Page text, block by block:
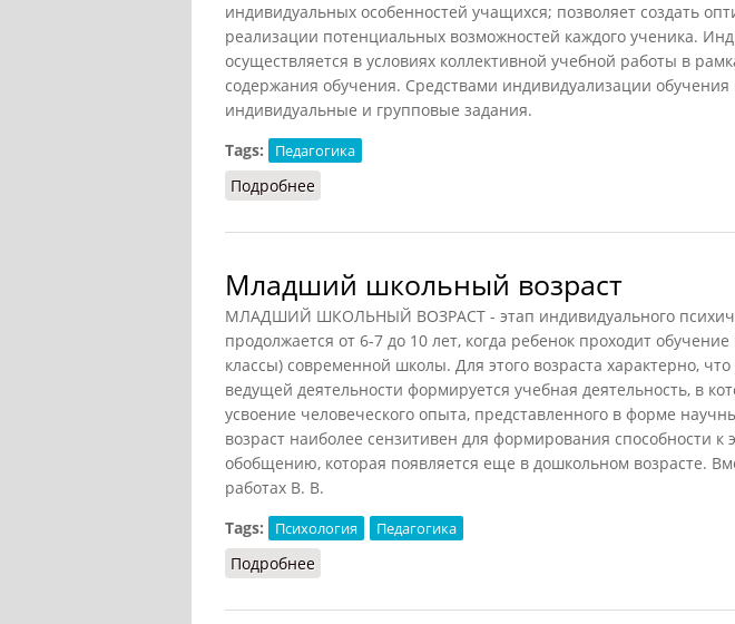
индивидуальных особенностей учащихся; позволяет создать
реализации потенциальных возможностей каждого ученика.
осуществляется в условиях коллективной учебной работы в
содержания обучения. Средствами индивидуализации обучения
индивидуальные и групповые задания.
Tags:
Педагогика
Подробнее
Младший школьный возраст
МЛАДШИЙ ШКОЛЬНЫЙ ВОЗРАСТ - этап индивидуального
продолжается от 6-7 до 10 лет, когда ребенок проходит
классы) современной школы. Для этого возраста характерно, что
ведущей деятельности формируется учебная деятельность, в
усвоение человеческого опыта, представленного в форме
возраст наиболее сензитивен для формирования способности к
обобщению, которая появляется еще в дошкольном возрасте.
работах В. В.
Tags:
Психология Педагогика
Подробнее